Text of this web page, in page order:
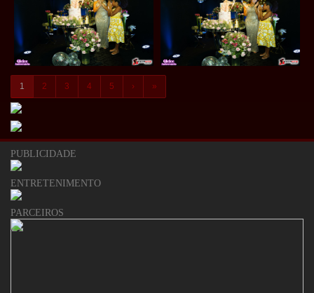
1 2 3 4 5 › »
PUBLICIDADE
ENTRETENIMENTO
PARCEIROS